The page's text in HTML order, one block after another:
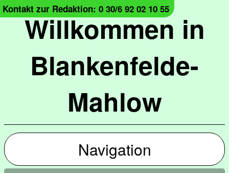
Willkommen in
Blankenfelde-
Mahlow
Kontakt zur Redaktion: 0 30/6 92 02 10 55
Navigation